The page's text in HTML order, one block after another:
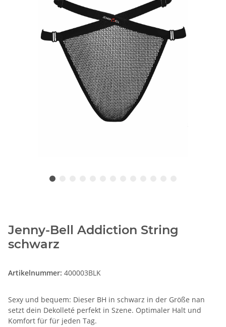
Jenny-Bell Addiction String
schwarz
Artikelnummer: 400003BLK
Sexy und bequem: Dieser BH in schwarz in der Größe nan
setzt dein Dekolleté perfekt in Szene. Optimaler Halt und
Komfort für für jeden Tag.